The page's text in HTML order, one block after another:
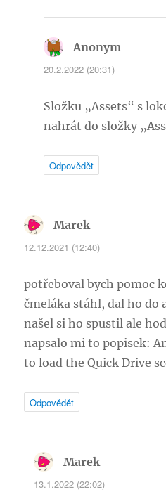
Anonym
20.2.2022 (20:31)
Složku „Assets“ s
nahrát do složky
Odpovědět
Mareknapsal:
12.12.2021 (12:40)
potřeboval bych pomoc
čmeláka stáhl, dal ho do
našel si ho spustil ale
napsalo mi to popisek:
to load the Quick Drive
Odpovědět
Mareknapsal:
13.1.2022 (22:02)